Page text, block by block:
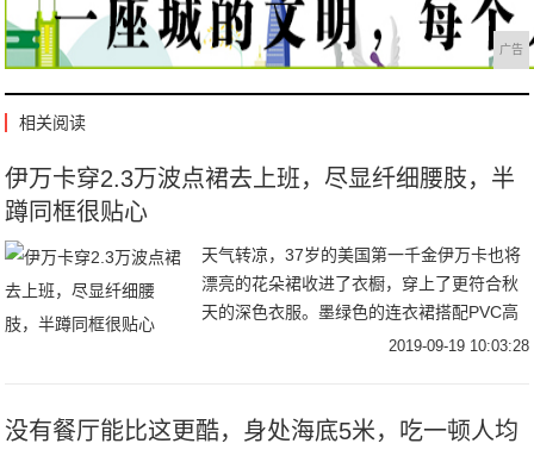
广告
相关阅读
伊万卡穿2.3万波点裙去上班，尽显纤细腰肢，半
蹲同框很贴心
天气转凉，37岁的美国第一千金伊万卡也将
漂亮的花朵裙收进了衣橱，穿上了更符合秋
天的深色衣服。墨绿色的连衣裙搭配PVC高
跟鞋，受到了时尚评论的交口称赞，而裙摆
2019-09-19 10:03:28
没有餐厅能比这更酷，身处海底5米，吃一顿人均